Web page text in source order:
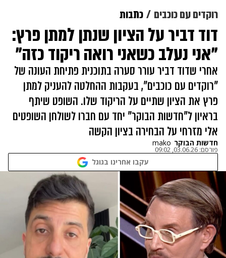
רוקדים עם כוכבים כתבות
דוד דביר על הציון שנתן למתן פרץ:
"אני נעלב כשאני רואה ריקוד כזה"
אחרי שדוד דביר עורר סערה בתוכנית פתיחת העונה של
"רוקדים עם כוכבים", בעקבות ההחלטה להעניק למתן
פרץ את הציון שתיים על הריקוד שלו. השופט שיתף
בראיון ל"חדשות הבוקר" יחד עם חברו לשולחן השופטים
אלי מזרחי על הבחירה בציון הקשה
חדשות הבוקר mako
פורסם: 03.06.26, 09:02
עקבו אחרינו בגוגל